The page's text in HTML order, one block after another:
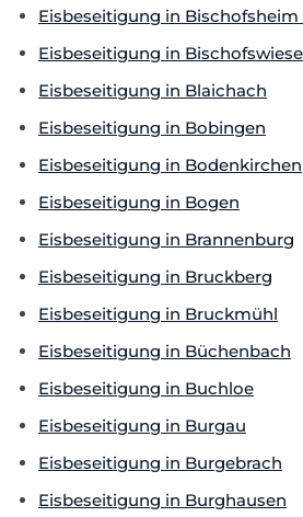
Eisbeseitigung in Bischofsheim
Eisbeseitigung in
Eisbeseitigung in Blaichach
Eisbeseitigung in Bobingen
Eisbeseitigung in Bodenkirchen
Eisbeseitigung in Bogen
Eisbeseitigung in Brannenburg
Eisbeseitigung in Bruckberg
Eisbeseitigung in Bruckmühl
Eisbeseitigung in Büchenbach
Eisbeseitigung in Buchloe
Eisbeseitigung in Burgau
Eisbeseitigung in Burgebrach
Eisbeseitigung in Burghausen